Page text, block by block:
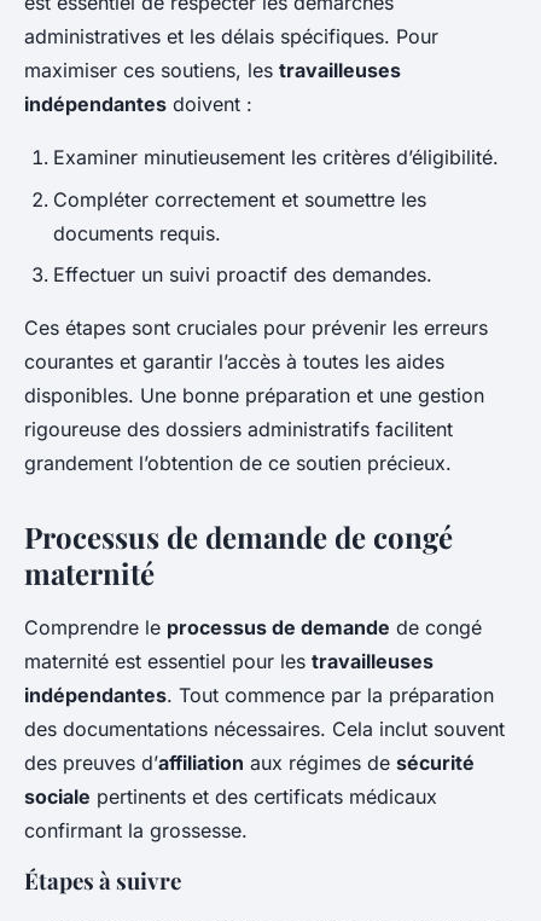
administratives et les délais spécifiques. Pour
maximiser ces soutiens, les travailleuses
indépendantes doivent :
Examiner minutieusement les critères d’éligibilité.
Compléter correctement et soumettre les
documents requis.
Effectuer un suivi proactif des demandes.
Ces étapes sont cruciales pour prévenir les erreurs
courantes et garantir l’accès à toutes les aides
disponibles. Une bonne préparation et une gestion
rigoureuse des dossiers administratifs facilitent
grandement l’obtention de ce soutien précieux.
Processus de demande de congé
maternité
Comprendre le processus de demande de congé
maternité est essentiel pour les travailleuses
indépendantes. Tout commence par la préparation
des documentations nécessaires. Cela inclut souvent
des preuves d’affiliation aux régimes de sécurité
sociale pertinents et des certificats médicaux
confirmant la grossesse.
Étapes à suivre